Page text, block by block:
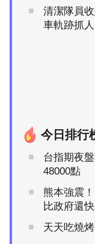
清潔隊員
車軌跡抓人
今日排行
台指期夜
48000點
熊本強震
比政府還快
天天吃燒